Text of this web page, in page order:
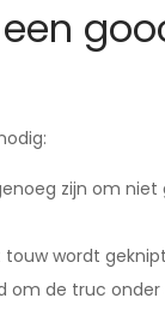
zijn om niet
wordt
om de truc onder